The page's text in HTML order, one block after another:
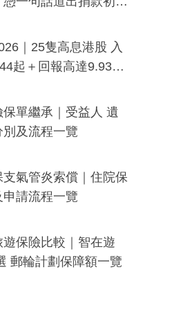
當詐騙手段
｜25隻高息港股 入
起＋回報高達9.93
保單繼承｜受益人 遺
別及流程一覽
支氣管炎索償｜住院保
申請流程一覽
保險比較｜智在遊
郵輪計劃保障額一覽